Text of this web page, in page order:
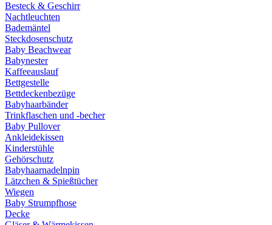
Besteck & Geschirr
Nachtleuchten
Bademäntel
Steckdosenschutz
Baby Beachwear
Babynester
Kaffeeauslauf
Bettgestelle
Bettdeckenbezüge
Babyhaarbänder
Trinkflaschen und -becher
Baby Pullover
Ankleidekissen
Kinderstühle
Gehörschutz
Babyhaarnadelnpin
Lätzchen & Spießtücher
Wiegen
Baby Strumpfhose
Decke